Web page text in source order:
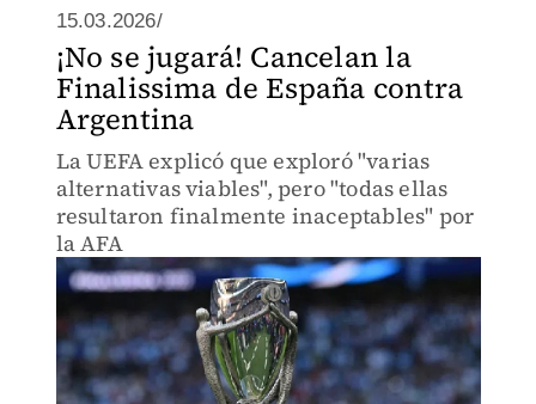
15.03.2026/
¡No se jugará! Cancelan la
Finalissima de España contra
Argentina
La UEFA explicó que exploró "varias
alternativas viables", pero "todas ellas
resultaron finalmente inaceptables" por
la AFA